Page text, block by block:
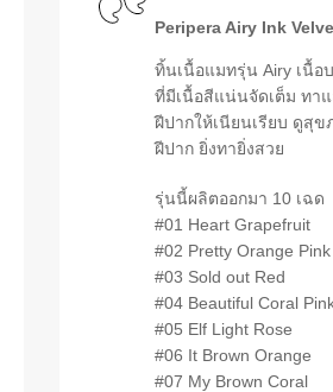
Peripera Airy Ink
ทิ้นเนื้อแมทรุ่น Airy เนื้อ
ที่มีเนื้อสีแน่นจัดเต็ม ทา
ฝีปากให้เนียนเรียบ ดูสุ
ฝีปาก ยิ่งทายิ่งสวย
รุ่นนี้ผลิตออกมา 10 เฉด
#01 Heart Grapefruit
#02 Pretty Orange Pink
#03 Sold out Red
#04 Beautiful Coral
#05 Elf Light Rose
#06 It Brown Orange
#07 My Brown Coral